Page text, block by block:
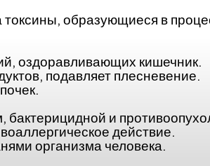
образующиеся в
оздоравливающих кишечник.
подавляет плесневение.
и
действие.
организма человека.